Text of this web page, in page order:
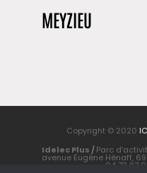
MEYZIEU
Copyright © 2020
Idelec Plus /Parc
avenue Eugène Hénaff,
04 72 97